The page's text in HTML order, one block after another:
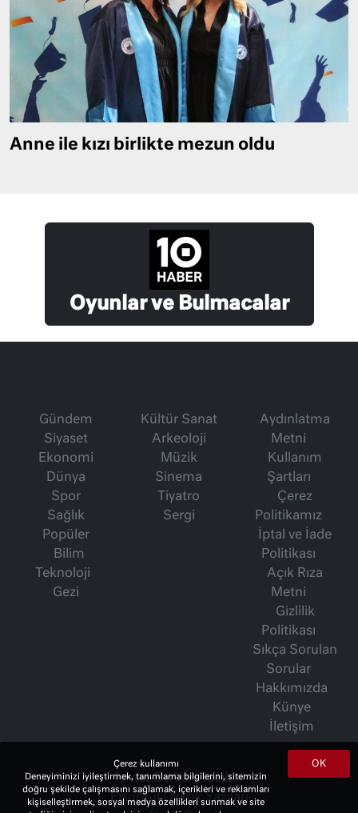
Anne ile kızı birlikte mezun oldu
Oyunlar ve Bulmacalar
Gündem
Siyaset
Ekonomi
Dünya
Spor
Sağlık
Popüler
Bilim
Teknoloji
Gezi
Kültür Sanat
Arkeoloji
Müzik
Sinema
Tiyatro
Sergi
Aydınlatma
Metni
Kullanım
Şartları
Çerez
Politikamız
İptal ve İade
Politikası
Açık Rıza
Metni
Gizlilik
Politikası
Sıkça Sorulan
Sorular
Hakkımızda
Künye
İletişim
İsmet Berkan Yazıları
Ertuğrul Özkök Yazıları
OK
Çerez kullanımı
Deneyiminizi iyileştirmek, tanımlama bilgilerini, sitemizin
doğru şekilde çalışmasını sağlamak, içerikleri ve reklamları
kişiselleştirmek, sosyal medya özellikleri sunmak ve site